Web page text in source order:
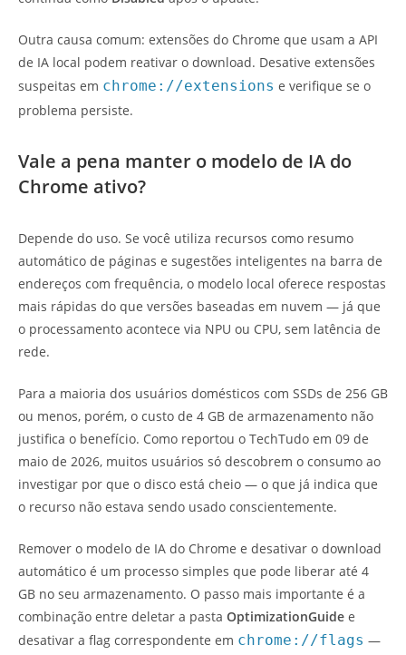
Outra causa comum: extensões do Chrome que usam a API
de IA local podem reativar o download. Desative extensões
suspeitas em chrome://extensions e verifique se o
problema persiste.
Vale a pena manter o modelo de IA do
Chrome ativo?
Depende do uso. Se você utiliza recursos como resumo
automático de páginas e sugestões inteligentes na barra de
endereços com frequência, o modelo local oferece respostas
mais rápidas do que versões baseadas em nuvem — já que
o processamento acontece via NPU ou CPU, sem latência de
rede.
Para a maioria dos usuários domésticos com SSDs de 256 GB
ou menos, porém, o custo de 4 GB de armazenamento não
justifica o benefício. Como reportou o TechTudo em 09 de
maio de 2026, muitos usuários só descobrem o consumo ao
investigar por que o disco está cheio — o que já indica que
o recurso não estava sendo usado conscientemente.
Remover o modelo de IA do Chrome e desativar o download
automático é um processo simples que pode liberar até 4
GB no seu armazenamento. O passo mais importante é a
combinação entre deletar a pasta OptimizationGuide e
desativar a flag correspondente em chrome://flags —